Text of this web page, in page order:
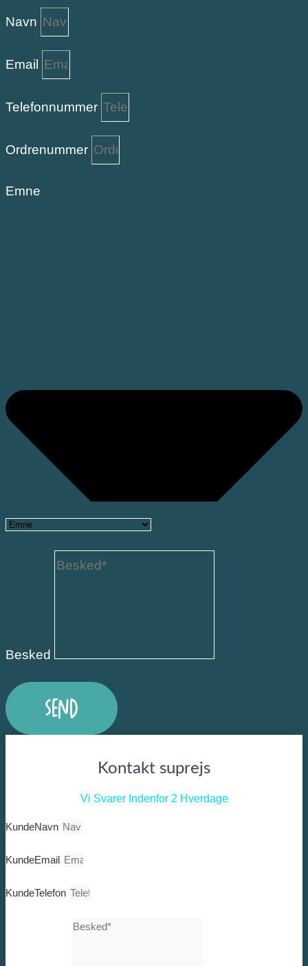
Navn
Email
Telefonnummer
Ordrenummer
Emne
Besked
Send
Kontakt suprejs
Vi Svarer Indenfor 2 Hverdage
KundeNavn
KundeEmail
KundeTelefon